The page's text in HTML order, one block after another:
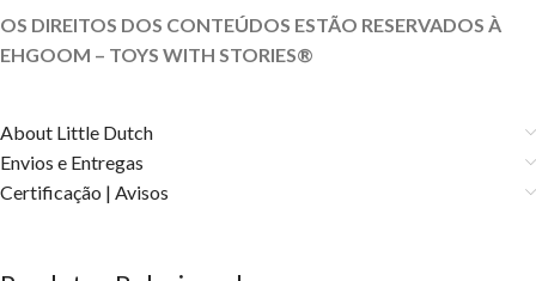
OS DIREITOS DOS CONTEÚDOS ESTÃO RESERVADOS À
EHGOOM – TOYS WITH STORIES®️
About Little Dutch
Envios e Entregas
Certificação | Avisos